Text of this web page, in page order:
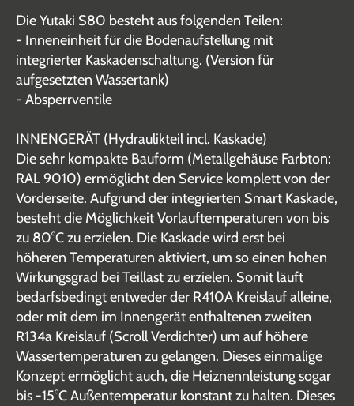
Die Yutaki S80 besteht aus folgenden Teilen:
- Inneneinheit für die Bodenaufstellung mit
integrierter Kaskadenschaltung. (Version für
aufgesetzten Wassertank)
- Absperrventile
INNENGERÄT (Hydraulikteil incl. Kaskade)
Die sehr kompakte Bauform (Metallgehäuse Farbton:
RAL 9010) ermöglicht den Service komplett von der
Vorderseite. Aufgrund der integrierten Smart Kaskade,
besteht die Möglichkeit Vorlauftemperaturen von bis
zu 80°C zu erzielen. Die Kaskade wird erst bei
höheren Temperaturen aktiviert, um so einen hohen
Wirkungsgrad bei Teillast zu erzielen. Somit läuft
bedarfsbedingt entweder der R410A Kreislauf alleine,
oder mit dem im Innengerät enthaltenen zweiten
R134a Kreislauf (Scroll Verdichter) um auf höhere
Wassertemperaturen zu gelangen. Dieses einmalige
Konzept ermöglicht auch, die Heiznennleistung sogar
bis -15°C Außentemperatur konstant zu halten. Dieses